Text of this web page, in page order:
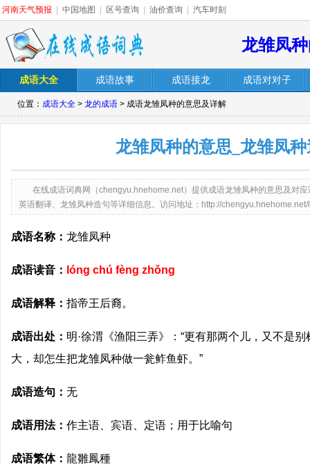
河南天气预报 中国地图 区号查询 油价查询 汽车时刻
龙雏凤
成语大全 成语故事 成语接龙 成语对对子
位置： 成语大全 > 龙的成语 > 成语龙雏凤种的意思及详解
龙雏凤种的意思_龙雏凤
在线成语词典网（chengyu.hnehome.net）提供成语龙雏凤种的意思及对
英语翻译、龙雏凤种造句等详细信息。访问地址：http://
成语名称： 龙雏凤种
成语读音： lóng chú fèng zhǒng
成语解释： 指帝王后裔。
成语出处： 明·徐渭《渔阳三弄》：“更有那两个儿，又不是
大，却怎生把龙雏凤种做一瓮鲊鱼虾。”
成语造句： 无
成语用法： 作主语、宾语、定语；用于比喻句
成语繁体： 龍雛鳳種